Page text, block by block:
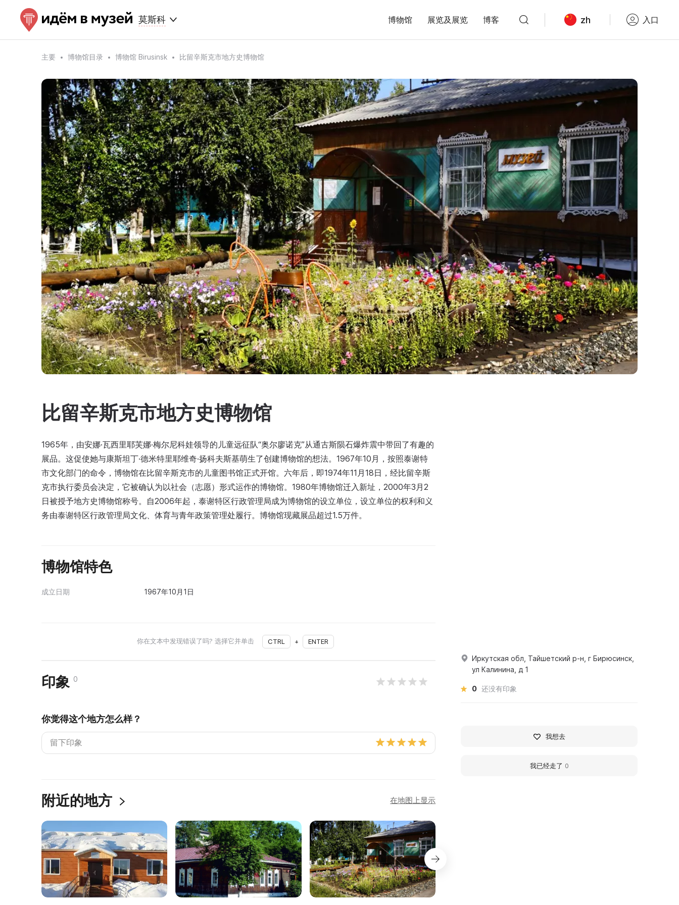
莫斯科 博物馆 展览及展览 博客 zh 入口
主要 博物馆目录 博物馆 Birusinsk 比留辛斯克市地方史博物馆
比留辛斯克市地方史博物馆
1965年，由安娜·瓦西里耶芙娜·梅尔尼科娃领导的儿童远征队“奥尔廖诺克”从通古斯陨石爆炸震中带回了有趣的
展品。这促使她与康斯坦丁·德米特里耶维奇·扬科夫斯基萌生了创建博物馆的想法。1967年10月，按照泰谢特
市文化部门的命令，博物馆在比留辛斯克市的儿童图书馆正式开馆。六年后，即1974年11月18日，经比留辛斯
克市执行委员会决定，它被确认为以社会（志愿）形式运作的博物馆。1980年博物馆迁入新址，2000年3月2
日被授予地方史博物馆称号。自2006年起，泰谢特区行政管理局成为博物馆的设立单位，设立单位的权利和义
务由泰谢特区行政管理局文化、体育与青年政策管理处履行。博物馆现藏展品超过1.5万件。
博物馆特色
成立日期 1967年10月1日
你在文本中发现错误了吗? 选择它并单击 CTRL + ENTER
印象 0
你觉得这个地方怎么样？
附近的地方 在地图上显示
Иркутская обл, Тайшетский р-н, г Бирюсинск,
ул Калинина, д 1
0 还没有印象
我想去
我已经走了 0